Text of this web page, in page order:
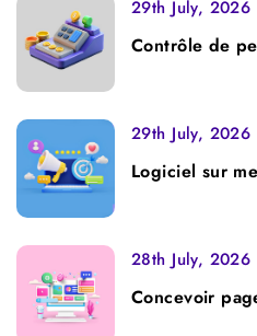
29th July, 2026
Contrôle de
29th July, 2026
Logiciel sur
28th July, 2026
Concevoir